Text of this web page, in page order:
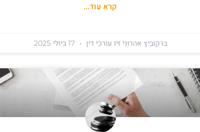
קרא עוד...
ברקוביץ אהרוני זיו עורכי דין 17 ביולי 2025